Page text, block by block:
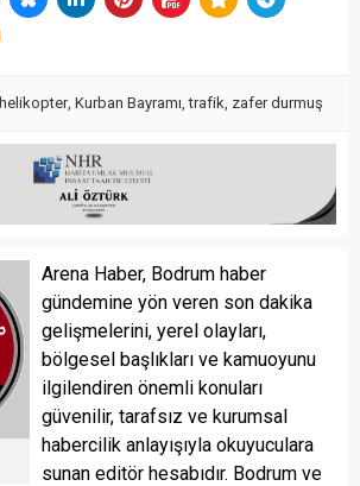
helikopter, Kurban Bayramı ,trafik zafer durmuş
Arena Haber, Bodrum haber
gündemine yön veren son dakika
gelişmelerini, yerel olayları,
bölgesel başlıkları ve kamuoyunu
ilgilendiren önemli konuları
güvenilir, tarafsız ve kurumsal
habercilik anlayışıyla okuyuculara
sunan editör hesabıdır. Bodrum ve